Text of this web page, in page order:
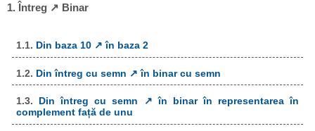
1. Întreg ↗ Binar
1.1. Din baza 10 ↗ în baza 2
1.2. Din întreg cu semn ↗ în binar cu semn
1.3. Din întreg cu semn ↗ în binar în representarea în
complement față de unu